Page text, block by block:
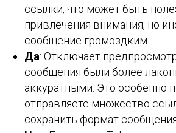
ссылки, что может быть
привлечения внимания, но
сообщение громоздким.
Да: Отключает
сообщения были более
аккуратными. Это особенно
отправляете множество
сохранить формат